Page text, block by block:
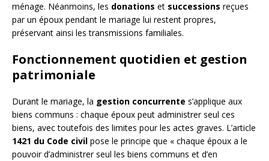
ménage. Néanmoins, les donations et successions reçues
par un époux pendant le mariage lui restent propres,
préservant ainsi les transmissions familiales.
Fonctionnement quotidien et gestion
patrimoniale
Durant le mariage, la gestion concurrente s’applique aux
biens communs : chaque époux peut administrer seul ces
biens, avec toutefois des limites pour les actes graves. L’article
1421 du Code civil pose le principe que « chaque époux a le
pouvoir d’administrer seul les biens communs et d’en